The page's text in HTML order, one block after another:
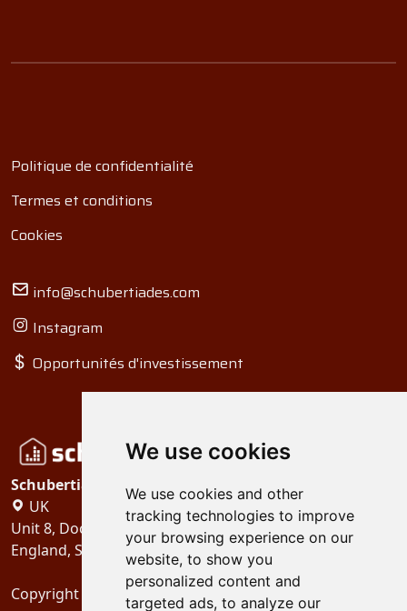
We use cookies
We use cookies and other
tracking technologies to improve
your browsing experience on our
website, to show you
personalized content and
targeted ads, to analyze our
Politique de confidentialité
Termes et conditions
Cookies
info@schubertiades.com
Instagram
Opportunités d'investissement
Schubertiades, Ltd.
UK
Unit 8, Dock Offices, Surrey Quays Road, London
England, SE16 2XU
Copyright 2024 Schubertiades, Ltd.